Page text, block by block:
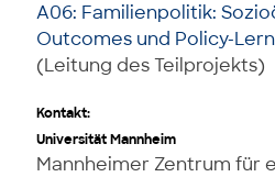
A06: Familienpolitik:
Outcomes und Policy-
(Leitung des Teilprojekts)
Kontakt:
Universität Mannheim
Mannheimer Zentrum für